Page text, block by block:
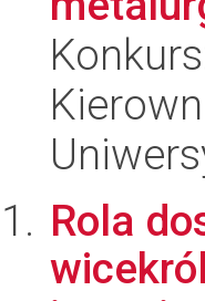
Rola